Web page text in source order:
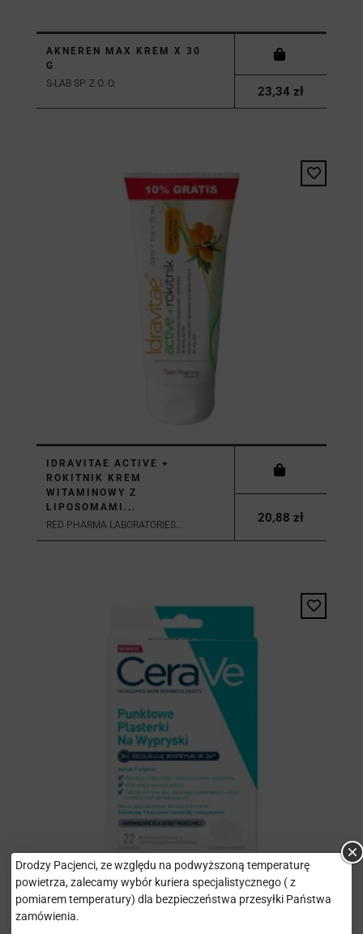
AKNEREN MAX KREM X 30
G
S-LAB SP. Z O. O.
23,34 zł
IDRAVITAE ACTIVE +
ROKITNIK KREM
WITAMINOWY Z
LIPOSOMAMI...
RED PHARMA LABORATORIES...
20,88 zł
CERAVE PLASTERKI NA
WYPRYSKI PUNKTOWE X 22
Drodzy Pacjenci, ze względu na podwyższoną temperaturę
powietrza, zalecamy wybór kuriera specjalistycznego ( z
pomiarem temperatury) dla bezpieczeństwa przesyłki Państwa
zamówienia.